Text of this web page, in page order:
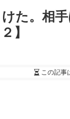
た。相
】
この記事